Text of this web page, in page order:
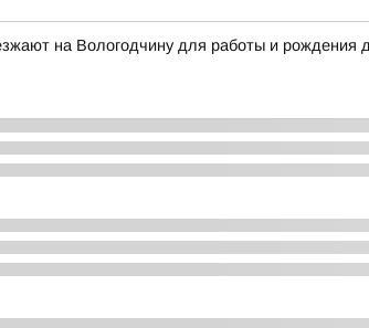
на Вологодчину для работы и рождения